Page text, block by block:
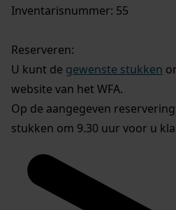
Inventarisnummer: 55
Reserveren:
U kunt de gewenste stukken
website van het WFA.
Op de aangegeven
stukken om 9.30 uur voor u